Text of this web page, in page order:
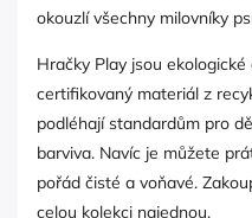
okouzlí všechny milovníky
Hračky Play jsou
certifikovaný materiál z
podléhají standardům pro
barviva. Navíc je můžete
pořád čisté a voňavé.
celou kolekci najednou.